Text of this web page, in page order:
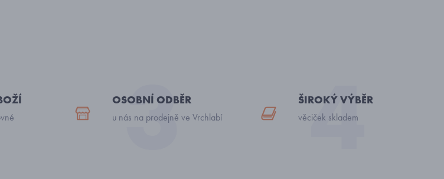
OSOBNÍ ODBĚR
u nás na prodejně ve Vrchlabí
ŠIROKÝ VÝBĚR
věciček skladem